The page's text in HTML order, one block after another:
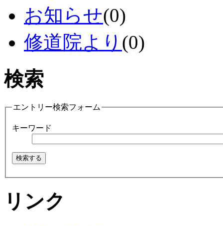
お知らせ(0)
修道院より (0)
検索
エントリー検索フォーム
キーワード
リンク